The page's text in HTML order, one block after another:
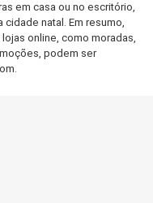
em casa ou no escritório,
natal. Em resumo,
online, como moradas,
podem ser